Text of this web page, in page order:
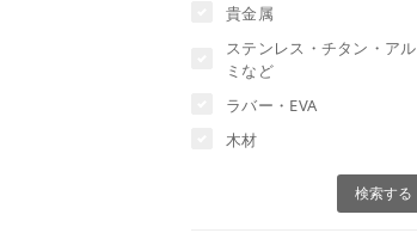
貴金属
ステンレス・チタン・アル
ミなど
ラバー・EVA
木材